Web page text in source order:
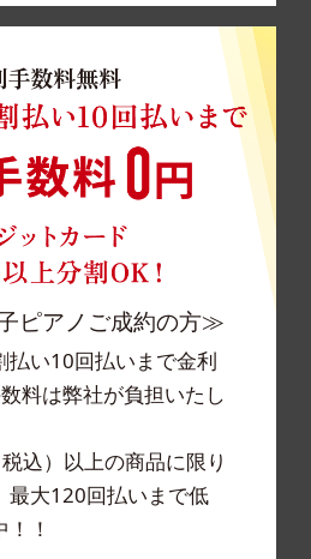
手数料無料
ピアノご成約の方≫
払い10回払いまで金利
料は弊社が負担いたし
込）以上の商品に限り
最大120回払いまで低
！